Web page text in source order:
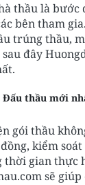
thầu là
bên tham
trúng thầu,
đây
thầu mới
gói thầu
kiểm
gian thực
sẽ